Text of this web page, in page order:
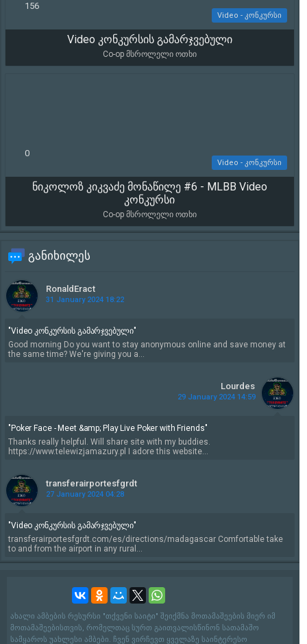
156
17 406
Video - კონკურსი
Video კონკურსის გამარჯვებული
Co-op მსროლელი ოთხი
0
2 068
Video - კონკურსი
ნიკოლოზ კიკვაძე მონაწილე #6 - MLBB Video
კონკურსი
Co-op მსროლელი ოთხი
განიხილეს
"Video კონკურსის გამარჯვებული"
Good morning Do you want to stay anonymous online and save money at
the same time? We're giving you a...
RonaldEract
31 January 2024 18:22
"Poker Face - Meet &amp; Play Live Poker with Friends"
Thanks really helpful. Will share site with my buddies.
https://www.telewizjamazury.pl I adore this website...
Lourdes
29 January 2024 14:59
"Video კონკურსის გამარჯვებული"
transferairportesfgrdt.com/es/directions/madagascar Comfortable take
to and from the airport in any rural...
transferairportesfgrdt
27 January 2024 04:28
ახალი ამბების რესურსი "თქვენი საიტი" შეიქმნა მოთამაშეების მიერ იმ
მოთამაშეებისთვის, რომელთაც სურთ გაითვალისწინონ სათამაშო
სამყაროს უახლესი ამბები. ჩვენ ვირჩევთ ყველაზე საინტერესო